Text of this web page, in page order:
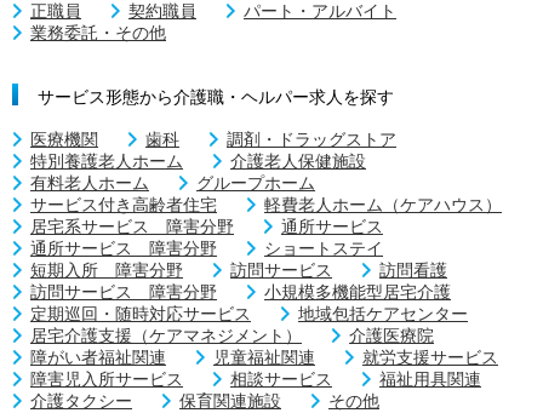
正職員 契約職員
パート・アルバイト
業務委託・その他
サービス形態から介護職・ヘルパー求人を探す
医療機関 歯科
調剤・ドラッグストア
特別養護老人ホーム
介護老人保健施設
有料老人ホーム
グループホーム
サービス付き高齢者住宅
軽費老人ホーム（ケアハウス）
居宅系サービス 障害分野
通所サービス
通所サービス 障害分野
ショートステイ
短期入所 障害分野
訪問サービス
訪問看護
訪問サービス 障害分野
小規模多機能型居宅介護
定期巡回・随時対応サービス
地域包括ケアセンター
居宅介護支援（ケアマネジメント）
介護医療院
障がい者福祉関連
児童福祉関連
就労支援サービス
障害児入所サービス
相談サービス
福祉用具関連
介護タクシー
保育関連施設 その他